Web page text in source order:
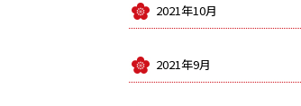
2021年10月
2021年9月